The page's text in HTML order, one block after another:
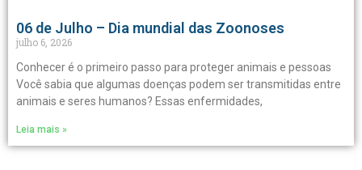
06 de Julho – Dia mundial das Zoonoses
julho 6, 2026
Conhecer é o primeiro passo para proteger animais e pessoas
Você sabia que algumas doenças podem ser transmitidas entre
animais e seres humanos? Essas enfermidades,
Leia mais »